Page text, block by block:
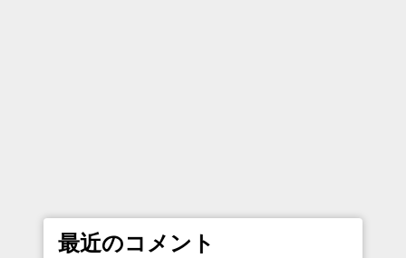
最近のコメント